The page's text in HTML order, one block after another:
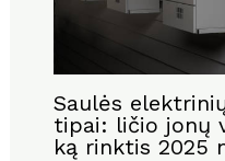
Saulės
tipai: ličio jonų
ką rinktis 2025